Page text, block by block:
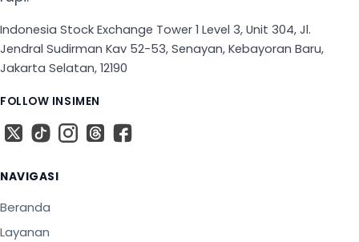
Indonesia Stock Exchange Tower 1 Level 3, Unit 304, Jl.
Jendral Sudirman Kav 52-53, Senayan, Kebayoran Baru,
Jakarta Selatan, 12190
FOLLOW INSIMEN
X TikTokInstagram
ThreadsFacebook
NAVIGASI
Beranda
Layanan